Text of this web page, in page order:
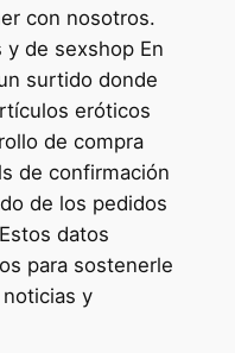
con nosotros.
de sexshop En
surtido donde
eróticos
de compra
de confirmación
de los pedidos
datos
para sostenerle
y